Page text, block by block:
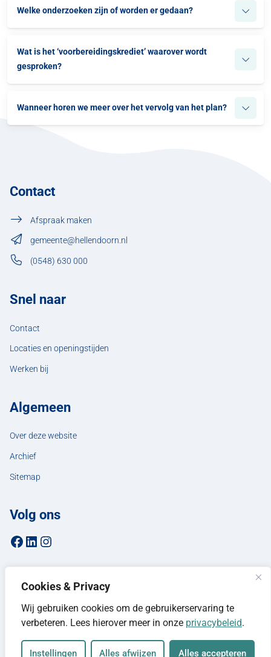
Cookies & Privacy
Wij gebruiken cookies om de gebruikerservaring te
verbeteren. Lees hierover meer in onze privacybeleid.
Instellingen Alles afwijzen Alles accepteren
Welke onderzoeken zijn of worden er gedaan?
Wat is het ‘voorbereidingskrediet’ waarover wordt
gesproken?
Wanneer horen we meer over het vervolg van het plan?
Contact
Afspraak maken
gemeente@hellendoorn.nl
(0548) 630 000
Snel naar
Contact
Locaties en openingstijden
Werken bij
Algemeen
Over deze website
Archief
Sitemap
Volg ons
Facebookpagina van de gemeente Hellendoorn
LinkedIn-pagina van de gemeente Hellendoorn
Instagrampagina van de gemeente Hellendoorn